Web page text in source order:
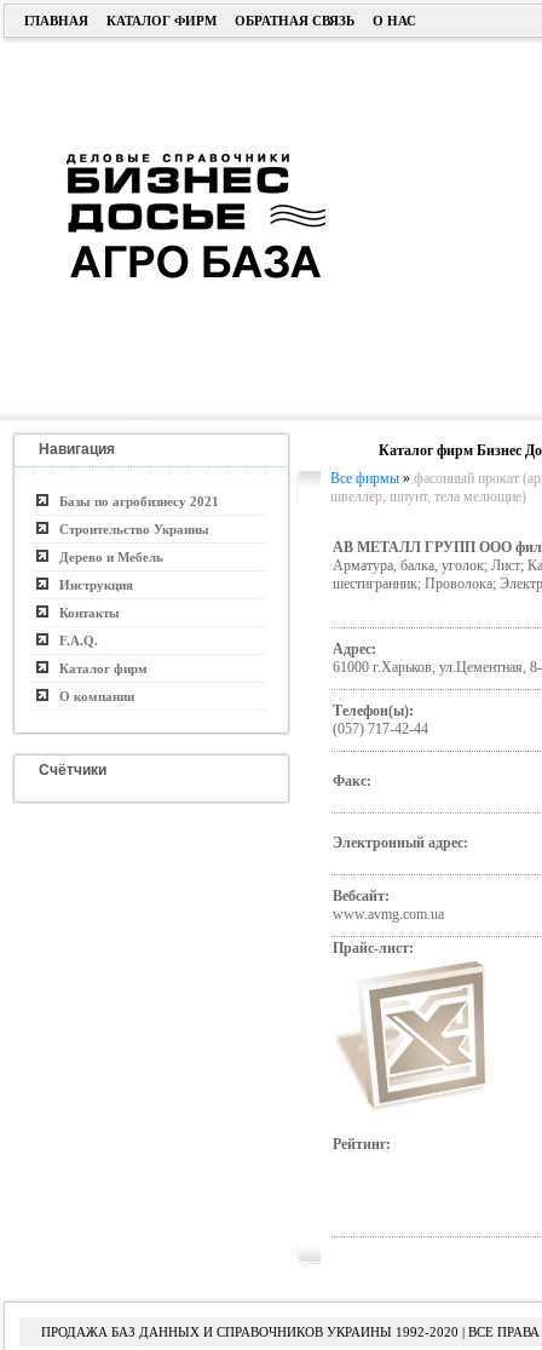
ГЛАВНАЯ КАТАЛОГ ФИРМ ОБРАТНАЯ СВЯЗЬ О НАС
Навигация
Базы по агробизнесу 2021
Строительство Украины
Дерево и Мебель
Инструкция
Контакты
F.A.Q.
Каталог фирм
О компании
Счётчики
Каталог фирм Бизнес
Все фирмы » фасонный прокат
швеллер, шпунт, тела мелющие)
АВ МЕТАЛЛ ГРУПП ООО
Арматура, балка, уголок; Лист;
шестигранник; Проволока;
Адрес:
61000 г.Харьков, ул.Цементная,
Телефон(ы):
(057) 717-42-44
Факс:
Электронный адрес:
Вебсайт:
www.avmg.com.ua
Прайс-лист:
Рейтинг:
ПРОДАЖА БАЗ ДАННЫХ И СПРАВОЧНИКОВ УКРАИНЫ 1992-2020 | ВСЕ